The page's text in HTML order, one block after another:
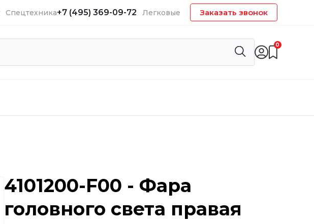
Спецтехника+7 (495) 369-09-72 Легковые Заказать звонок
0
4101200-F00 - Фара
головного света правая